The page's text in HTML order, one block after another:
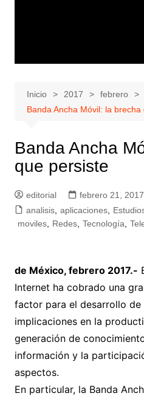
Inicio 2017
febrero
Banda Ancha Móvil: la
Banda Ancha
que persiste
editorial
febrero 21, 2017
analisis, aplicaciones,
moviles, Redes, Tecnología
de México, febrero 2017.-
Internet ha cobrado una
factor para el desarrollo de
implicaciones en la
generación de
información y la
aspectos.
En particular, la Banda